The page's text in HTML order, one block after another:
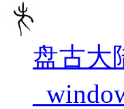
盘古大